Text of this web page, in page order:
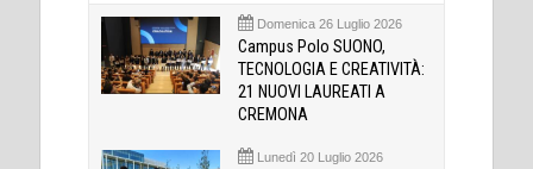
Domenica 26 Luglio 2026
Campus Polo SUONO,
TECNOLOGIA E CREATIVITÀ:
21 NUOVI LAUREATI A
CREMONA
Lunedì 20 Luglio 2026